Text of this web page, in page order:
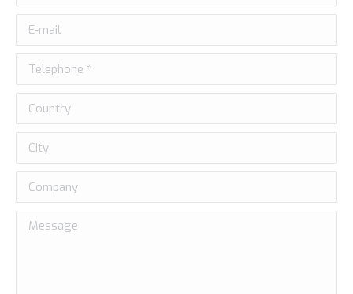
E-mail
Telephone *
Country
City
Company
Message